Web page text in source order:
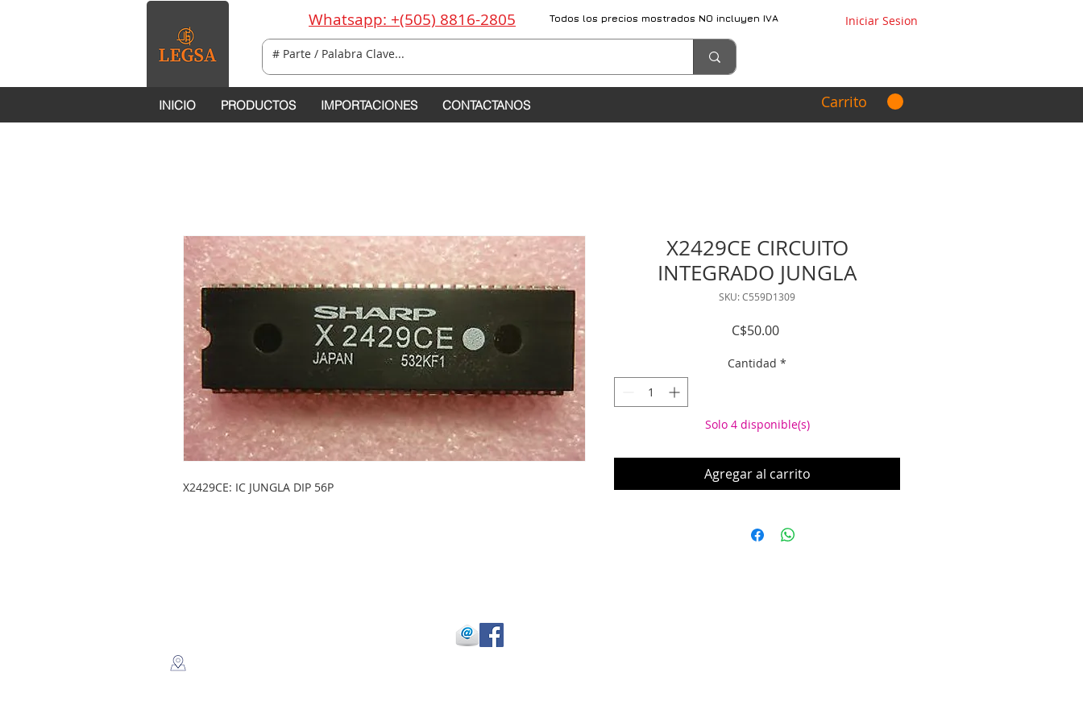
Whatsapp: +(505) 8816-2805 Todos los precios mostrados NO incluyen IVA Iniciar Sesion
INICIO PRODUCTOS IMPORTACIONES CONTACTANOS Carrito
X2429CE: IC JUNGLA DIP 56P
X2429CE CIRCUITO
INTEGRADO JUNGLA
SKU: C559D1309
C$50.00Precio
Cantidad *
Solo 4 disponible(s)
Agregar al carrito